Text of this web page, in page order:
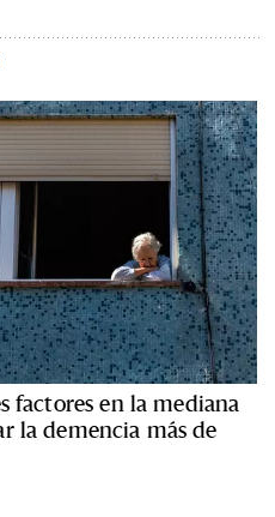
en la mediana
la demencia más de